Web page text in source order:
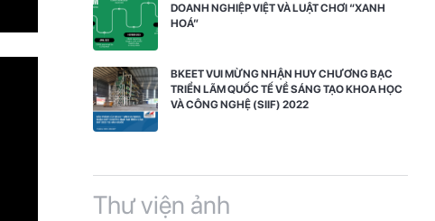
DOANH NGHIỆP VIỆT VÀ LUẬT CHƠI “XANH
HOÁ”
BKEET VUI MỪNG NHẬN HUY CHƯƠNG BẠC
TRIỂN LÃM QUỐC TẾ VỀ SÁNG TẠO KHOA HỌC
VÀ CÔNG NGHỆ (SIIF) 2022
Thư viện ảnh